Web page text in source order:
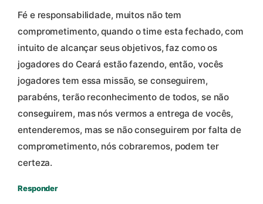
Fé e responsabilidade, muitos não tem
comprometimento, quando o time esta fechado, com
intuito de alcançar seus objetivos, faz como os
jogadores do Ceará estão fazendo, então, vocês
jogadores tem essa missão, se conseguirem,
parabéns, terão reconhecimento de todos, se não
conseguirem, mas nós vermos a entrega de vocês,
entenderemos, mas se não conseguirem por falta de
comprometimento, nós cobraremos, podem ter
certeza.
Responder